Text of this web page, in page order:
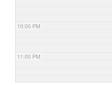
10:00 PM
11:00 PM